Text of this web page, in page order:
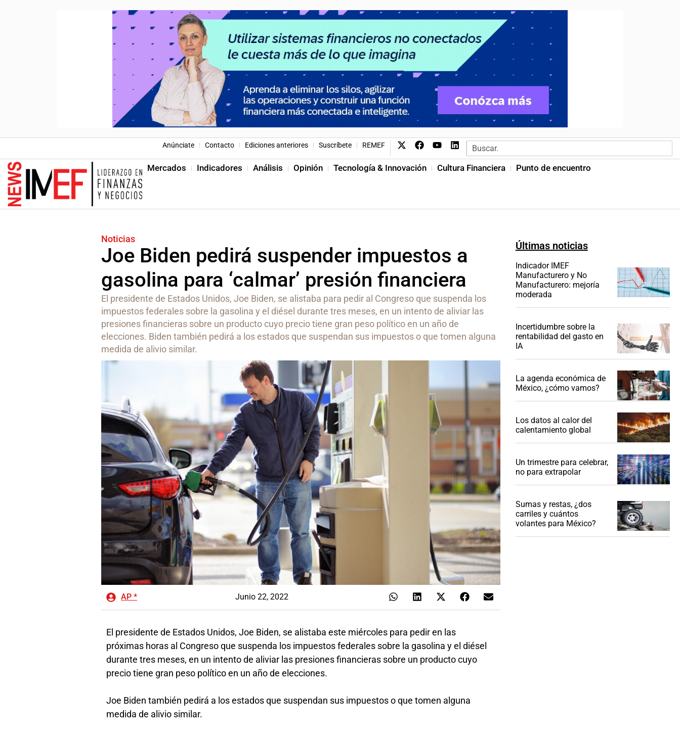
Anúnciate Contacto Ediciones anteriores Suscríbete REMEF
Mercados Indicadores Análisis Opinión Tecnología & Innovación Cultura Financiera Punto de encuentro
Noticias
Joe Biden pedirá suspender impuestos a
gasolina para ‘calmar’ presión financiera
El presidente de Estados Unidos, Joe Biden, se alistaba para pedir al Congreso que suspenda los
impuestos federales sobre la gasolina y el diésel durante tres meses, en un intento de aliviar las
presiones financieras sobre un producto cuyo precio tiene gran peso político en un año de
elecciones. Biden también pedirá a los estados que suspendan sus impuestos o que tomen alguna
medida de alivio similar.
AP * Junio 22, 2022
El presidente de Estados Unidos, Joe Biden, se alistaba este miércoles para pedir en las
próximas horas al Congreso que suspenda los impuestos federales sobre la gasolina y el diésel
durante tres meses, en un intento de aliviar las presiones financieras sobre un producto cuyo
precio tiene gran peso político en un año de elecciones.
Joe Biden también pedirá a los estados que suspendan sus impuestos o que tomen alguna
medida de alivio similar.
Últimas noticias
Indicador IMEF
Manufacturero y No
Manufacturero: mejoría
moderada
Incertidumbre sobre la
rentabilidad del gasto en
IA
La agenda económica de
México, ¿cómo vamos?
Los datos al calor del
calentamiento global
Un trimestre para celebrar,
no para extrapolar
Sumas y restas, ¿dos
carriles y cuántos
volantes para México?